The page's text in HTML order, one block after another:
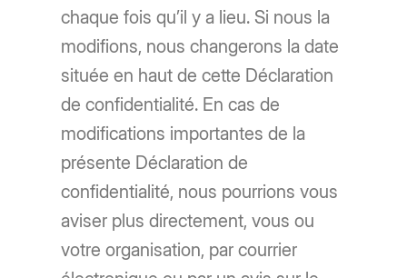
chaque fois qu’il y a lieu. Si nous la
modifions, nous changerons la date
située en haut de cette Déclaration
de confidentialité. En cas de
modifications importantes de la
présente Déclaration de
confidentialité, nous pourrions vous
aviser plus directement, vous ou
votre organisation, par courrier